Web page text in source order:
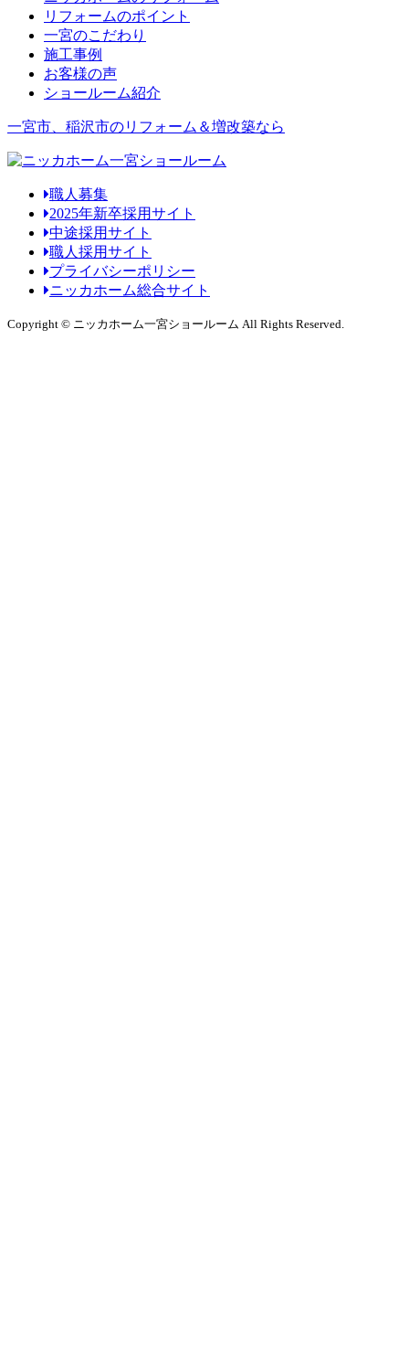
リフォームのポイント
一宮のこだわり
施工事例
お客様の声
ショールーム紹介
一宮市、稲沢市のリフォーム＆増改築なら
職人募集
2025年新卒採用サイト
中途採用サイト
職人採用サイト
プライバシーポリシー
ニッカホーム総合サイト
Copyright © ニッカホーム一宮ショールーム All Rights Reserved.